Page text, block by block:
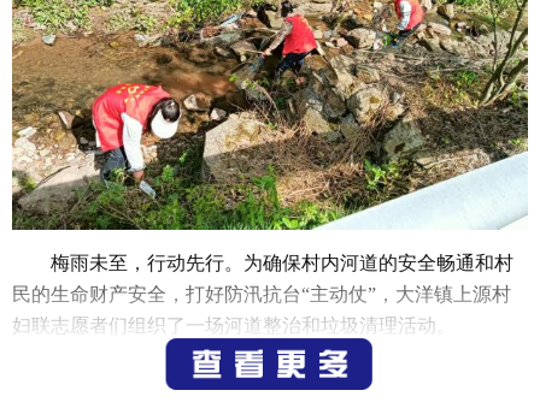
梅雨未至，行动先行。为确保村内河道的安全畅通和村
民的生命财产安全，打好防汛抗台“主动仗”，大洋镇上源村
妇联志愿者们组织了一场河道整治和垃圾清理活动。
上源村河道既是农田灌溉的“生命线”，也是汛期排洪的“主动
脉”。往年因垃圾堆积、淤泥阻滞，河道过水断面缩减，导致